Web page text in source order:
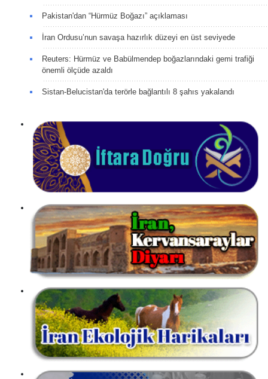
Pakistan'dan “Hürmüz Boğazı” açıklaması
İran Ordusu’nun savaşa hazırlık düzeyi en üst seviyede
Reuters: Hürmüz ve Babülmendep boğazlarındaki gemi trafiği
önemli ölçüde azaldı
Sistan-Belucistan'da terörle bağlantılı 8 şahıs yakalandı